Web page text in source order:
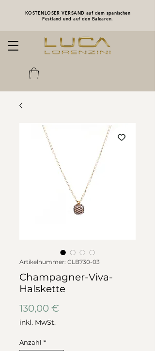
KOSTENLOSER VERSAND auf dem spanischen
Festland und auf den Balearen.
Artikelnummer: CLB730-03
Champagner-Viva-
Halskette
130,00 €
inkl. MwSt.
Anzahl *